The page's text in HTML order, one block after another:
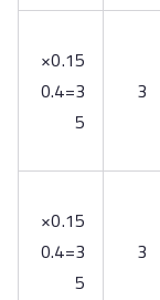
3
0.15×
3=0.4
5
3
0.15×
3=0.4
5